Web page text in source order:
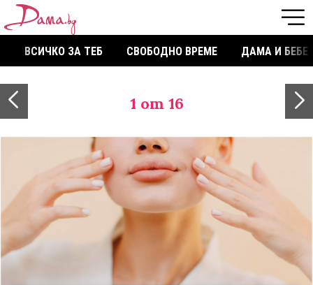
ВСИЧКО ЗА ТЕБ СВОБОДНО ВРЕМЕ ДАМА И БЕБЕ
1 от 16